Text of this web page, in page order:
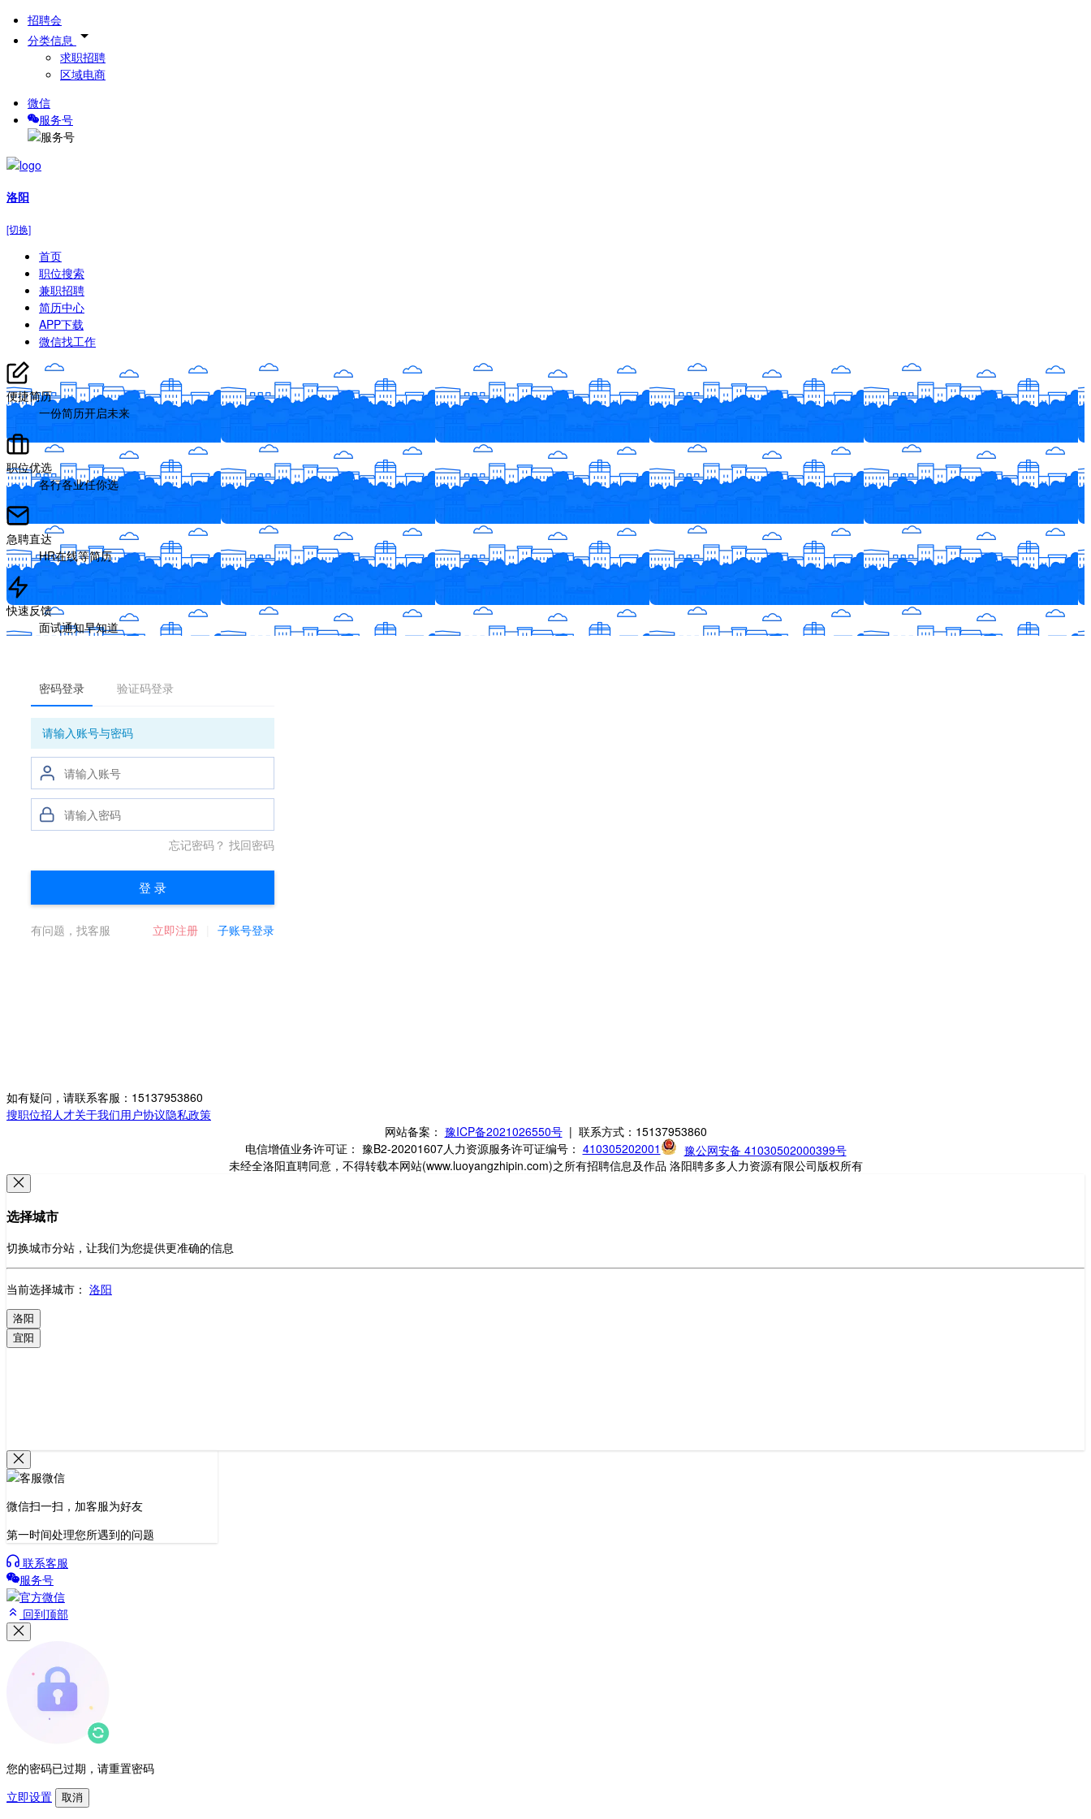
招聘会
分类信息
求职招聘
区域电商
微信
服务号
洛阳
[切换]
首页
职位搜索
兼职招聘
简历中心
APP下载
微信找工作
便捷简历
一份简历开启未来
职位优选
各行各业任你选
急聘直达
HR在线等简历
快速反馈
面试通知早知道
如有疑问，请联系客服：15137953860
搜职位招人才关于我们用户协议隐私政策
网站备案： 豫ICP备2021026550号| 联系方式：15137953860
电信增值业务许可证： 豫B2-20201607人力资源服务许可证编号： 410305202001
豫公网安备 41030502000399号
未经全洛阳直聘同意，不得转载本网站(www.luoyangzhipin.com)之所有招聘信息及作品 洛阳聘多多人力资源有限公司版权所有
选择城市
切换城市分站，让我们为您提供更准确的信息
当前选择城市： 洛阳
洛阳
宜阳
微信扫一扫，加客服为好友
第一时间处理您所遇到的问题
联系客服
服务号
回到顶部
您的密码已过期，请重置密码
立即设置
取消